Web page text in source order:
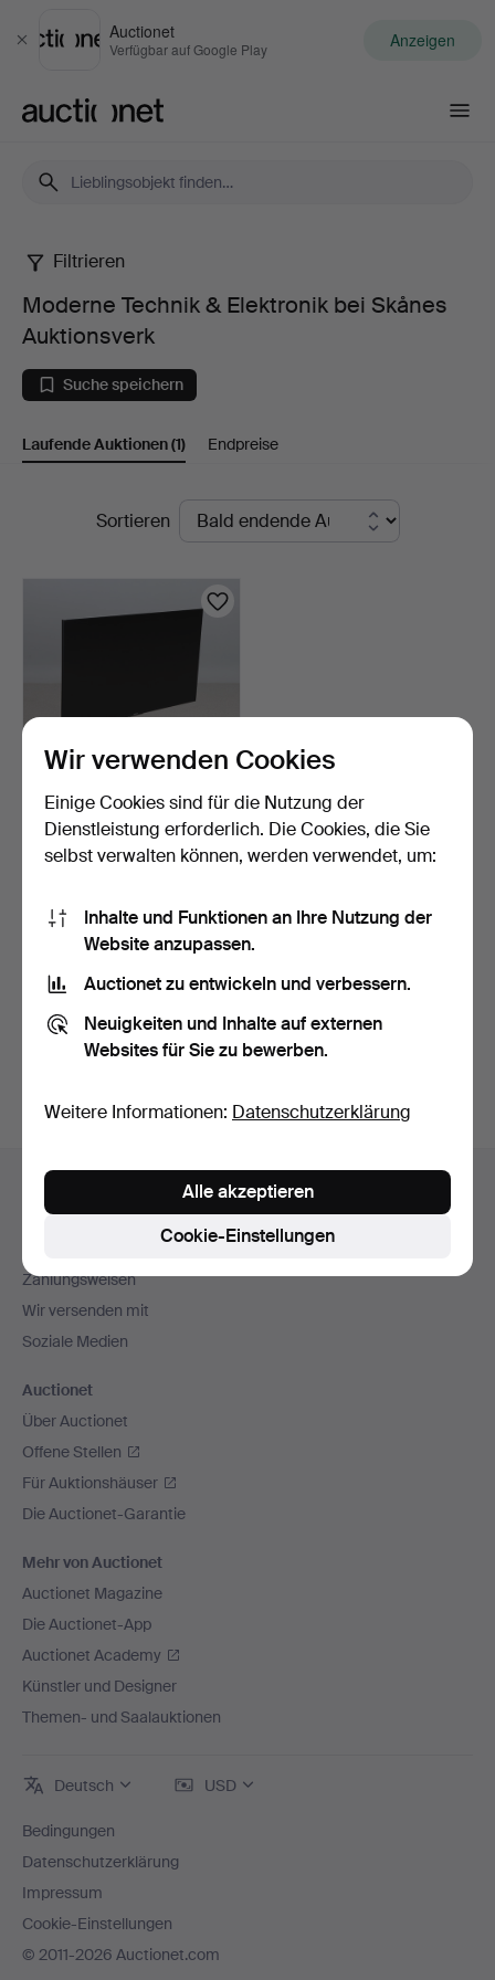
Schließen
Auctionet
Verfügbar auf Google Play Anzeigen
Moderne
Technik
&
Elektronik
Skånes
Auktionsverk
Filtrieren
Moderne Technik & Elektronik bei Skånes
Auktionsverk
Suche speichern
Laufende Auktionen(1) Endpreise
LaufendeSortieren
SONY, TV, 55". Auf
Standfuß. Modell KDL-55…
3 Tage
43 USD
Sie können auch inBeendete Auktionen aus unserem
suchen.
Fußzeilen-
Kontakt mit dem Support aufnehmen
Zahlungsweisen
Wir versenden mit
Soziale Medien
Auctionet
Über Auctionet
Offene Stellen
Für Auktionshäuser
Die Auctionet-Garantie
Mehr von Auctionet
Auctionet Magazine
Die Auctionet-App
Auctionet Academy
Künstler und Designer
Themen- und Saalauktionen
Deutsch USD
Bedingungen
Datenschutzerklärung
Impressum
Cookie-Einstellungen
© 2011-2026 Auctionet.com
Wir verwenden Cookies
Einige Cookies sind für die Nutzung der
Dienstleistung erforderlich. Die Cookies, die Sie
selbst verwalten können, werden verwendet, um:
Inhalte und Funktionen an Ihre Nutzung der
Website anzupassen.
Auctionet zu entwickeln und verbessern.
Neuigkeiten und Inhalte auf externen
Websites für Sie zu bewerben.
Weitere Informationen: Datenschutzerklärung
Cookie-Einstellungen
Alle akzeptieren